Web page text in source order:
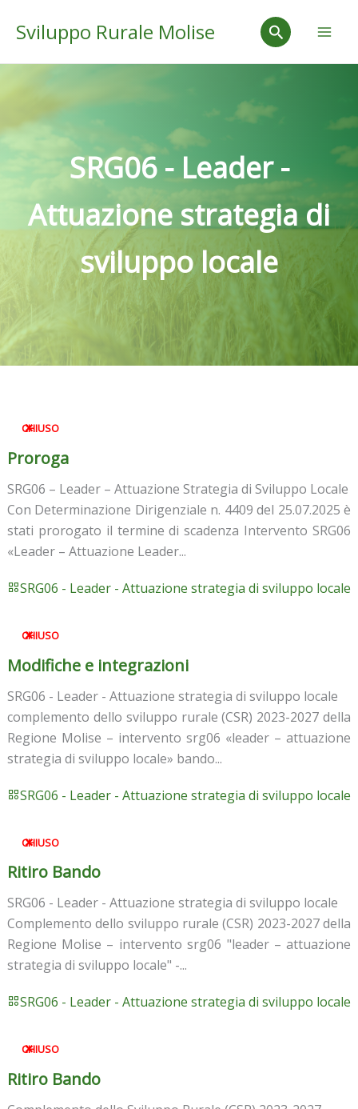
Sviluppo Rurale Molise
Cerca
SRG06 - Leader -
Attuazione strategia di
sviluppo locale
CHIUSO
Proroga
SRG06 – Leader – Attuazione Strategia di Sviluppo Locale
Con Determinazione Dirigenziale n. 4409 del 25.07.2025 è
stati prorogato il termine di scadenza Intervento SRG06
«Leader – Attuazione Leader...
SRG06 - Leader - Attuazione strategia di sviluppo locale
CHIUSO
Modifiche e integrazioni
SRG06 - Leader - Attuazione strategia di sviluppo locale
complemento dello sviluppo rurale (CSR) 2023-2027 della
Regione Molise – intervento srg06 «leader – attuazione
strategia di sviluppo locale» bando...
SRG06 - Leader - Attuazione strategia di sviluppo locale
CHIUSO
Ritiro Bando
SRG06 - Leader - Attuazione strategia di sviluppo locale
Complemento dello sviluppo rurale (CSR) 2023-2027 della
Regione Molise – intervento srg06 "leader – attuazione
strategia di sviluppo locale" -...
SRG06 - Leader - Attuazione strategia di sviluppo locale
CHIUSO
Ritiro Bando